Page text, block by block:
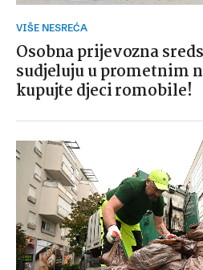
VIŠE NESREĆA
Osobna prijevozna
sudjeluju u prometnim
kupujte djeci romobile!